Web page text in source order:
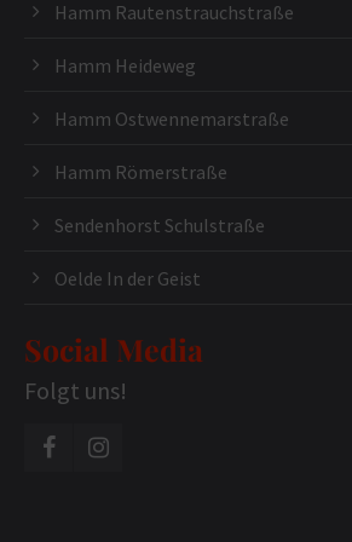
Hamm Rautenstrauchstraße
Hamm Heideweg
Hamm Ostwennemarstraße
Hamm Römerstraße
Sendenhorst Schulstraße
Oelde In der Geist
Social Media
Folgt uns!